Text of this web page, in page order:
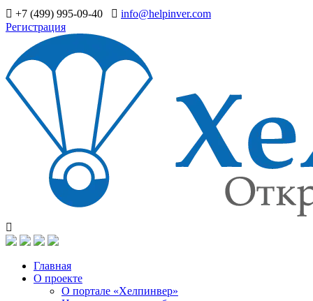
+7 (499) 995-09-40
info@helpinver.com
Регистрация
Главная
О проекте
О портале «Хелпинвер»